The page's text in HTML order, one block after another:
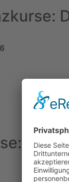
Die